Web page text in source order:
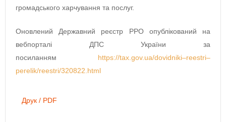
громадського харчування та послуг.
Оновлений Державний реєстр РРО опублікований на
вебпорталі ДПС України за
посиланням https://tax.gov.ua/dovidniki–reestri–
perelik/reestri/320822.html
Друк / PDF